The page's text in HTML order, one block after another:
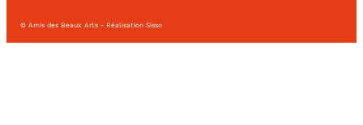
© Amis des Beaux Arts - Réalisation Sisso